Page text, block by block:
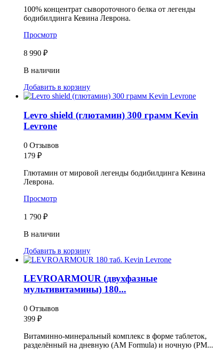
100% концентрат сывороточного белка от легенды
бодибилдинга Кевина Леврона.
Просмотр
8 990 ₽
В наличии
Добавить в корзину
Levro shield (глютамин) 300 грамм Kevin
Levrone
0 Отзывов
179 ₽
Глютамин от мировой легенды бодибилдинга Кевина
Леврона.
Просмотр
1 790 ₽
В наличии
Добавить в корзину
LEVROARMOUR (двухфазные
мультивитамины) 180...
0 Отзывов
399 ₽
Витаминно-минеральный комплекс в форме таблеток,
разделённый на дневную (AM Formula) и ночную (PM...